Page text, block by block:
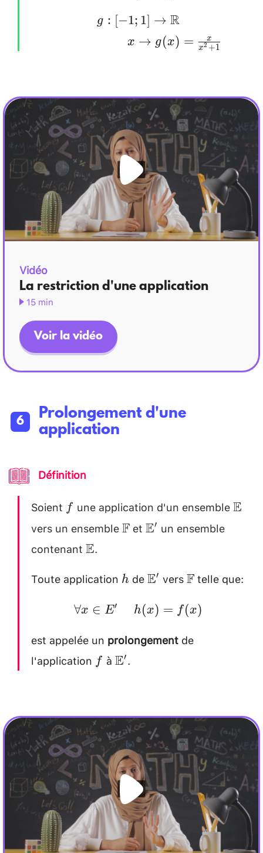
\rightarrow
f(x)=\frac{x}
g: [-1;1]
\rightarrow
\mathbb{R}
\rightarrow
g(x)=\frac{x}
{x^2+1}
g : [−1; 1] → R
x → g(x) = x2 +1
x
Vidéo
La restriction d'une application
15 min
Voir la vidéo
Prolongement d'une
application
Définition
Soient ff une application d'un ensembleE
vers un ensemble\mathbb{F}
Fet\mathbb{E}'
E′ un ensemble
contenant\mathbb{E}
E.
Toute application h
h de\mathbb{E}'
E′ vers\mathbb{F}
Ftelle que:
\forall
E'
\quad
∀x ∈ E′ h(x)=f(x)
h(x) = f(x)
est appelée un prolongementde
l'application ff à \mathbb{E}'
E′.